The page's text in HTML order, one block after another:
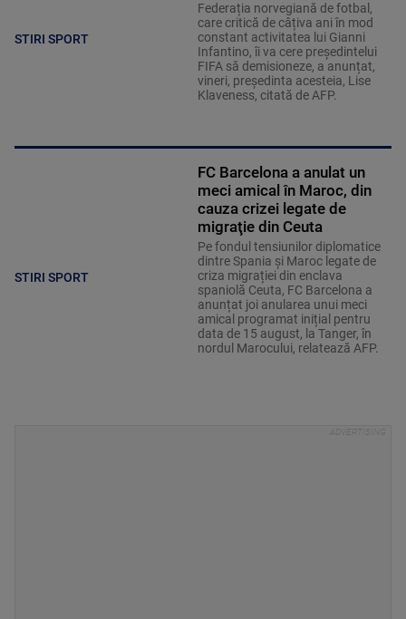
STIRI SPORT
Federația norvegiană de fotbal,
care critică de câțiva ani în mod
constant activitatea lui Gianni
Infantino, îi va cere președintelui
FIFA să demisioneze, a anunțat,
vineri, președinta acesteia, Lise
Klaveness, citată de AFP.
STIRI SPORT
FC Barcelona a anulat un
meci amical în Maroc, din
cauza crizei legate de
migraţie din Ceuta
Pe fondul tensiunilor diplomatice
dintre Spania și Maroc legate de
criza migrației din enclava
spaniolă Ceuta, FC Barcelona a
anunțat joi anularea unui meci
amical programat inițial pentru
data de 15 august, la Tanger, în
nordul Marocului, relatează AFP.